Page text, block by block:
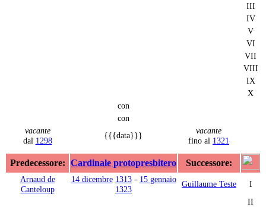
III
IV
V
VI
VII
VIII
IX
X
con
con
vacante
dal 1298
{{{data}}}
vacante
fino al 1321
Predecessore: Cardinale protopresbitero Successore:
Arnaud de
Canteloup
14 dicembre 1313- 15 gennaio
1323
Guillaume Teste
I
II